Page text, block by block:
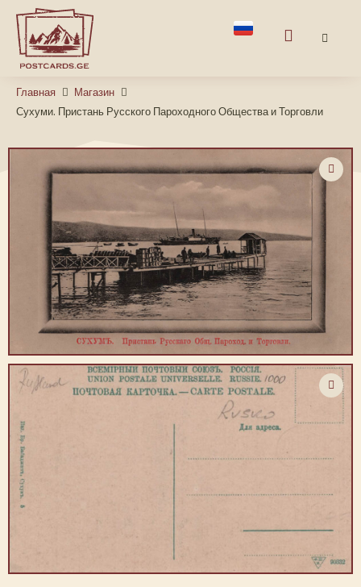
Главная
Магазин
Сухуми. Пристань Русского Пароходного Общества и Торговли